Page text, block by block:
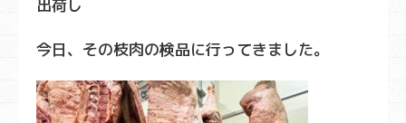
出荷し
今日、その枝肉の検品に行ってきました。